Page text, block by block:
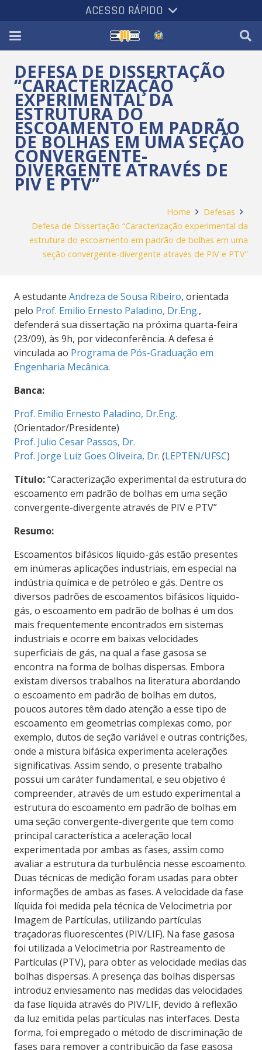
ACESSO RÁPIDO
DEFESA DE DISSERTAÇÃO
“CARACTERIZAÇÃO
EXPERIMENTAL DA
ESTRUTURA DO
ESCOAMENTO EM PADRÃO
DE BOLHAS EM UMA SEÇÃO
CONVERGENTE-
DIVERGENTE ATRAVÉS DE
PIV E PTV”
Home
Defesas
Defesa de Dissertação “Caracterização experimental da
estrutura do escoamento em padrão de bolhas em uma
seção convergente-divergente através de PIV e PTV”
A estudante Andreza de Sousa Ribeiro, orientada
pelo Prof. Emilio Ernesto Paladino, Dr.Eng.,
defenderá sua dissertação na próxima quarta-feira
(23/09), às 9h, por videconferência. A defesa é
vinculada ao Programa de Pós-Graduação em
Engenharia Mecânica.
Banca:
Prof. Emilio Ernesto Paladino, Dr.Eng.
(Orientador/Presidente)
Prof. Julio Cesar Passos, Dr.
Prof. Jorge Luiz Goes Oliveira, Dr. (LEPTEN/UFSC)
Título:“Caracterização experimental da estrutura do
escoamento em padrão de bolhas em uma seção
convergente-divergente através de PIV e PTV”
Resumo:
Escoamentos bifásicos líquido-gás estão presentes
em inúmeras aplicações industriais, em especial na
indústria química e de petróleo e gás. Dentre os
diversos padrões de escoamentos bifásicos líquido-
gás, o escoamento em padrão de bolhas é um dos
mais frequentemente encontrados em sistemas
industriais e ocorre em baixas velocidades
superficiais de gás, na qual a fase gasosa se
encontra na forma de bolhas dispersas. Embora
existam diversos trabalhos na literatura abordando
o escoamento em padrão de bolhas em dutos,
poucos autores têm dado atenção a esse tipo de
escoamento em geometrias complexas como, por
exemplo, dutos de seção variável e outras contrições,
onde a mistura bifásica experimenta acelerações
significativas. Assim sendo, o presente trabalho
possui um caráter fundamental, e seu objetivo é
compreender, através de um estudo experimental a
estrutura do escoamento em padrão de bolhas em
uma seção convergente-divergente que tem como
principal característica a aceleração local
experimentada por ambas as fases, assim como
avaliar a estrutura da turbulência nesse escoamento.
Duas técnicas de medição foram usadas para obter
informações de ambas as fases. A velocidade da fase
líquida foi medida pela técnica de Velocimetria por
Imagem de Partículas, utilizando partículas
traçadoras fluorescentes (PIV/LIF). Na fase gasosa
foi utilizada a Velocimetria por Rastreamento de
Partículas (PTV), para obter as velocidade medias das
bolhas dispersas. A presença das bolhas dispersas
introduz enviesamento nas medidas das velocidades
da fase líquida através do PIV/LIF, devido à reflexão
da luz emitida pelas partículas nas interfaces. Desta
forma, foi empregado o método de discriminação de
fases para remover a contribuição da fase gasosa